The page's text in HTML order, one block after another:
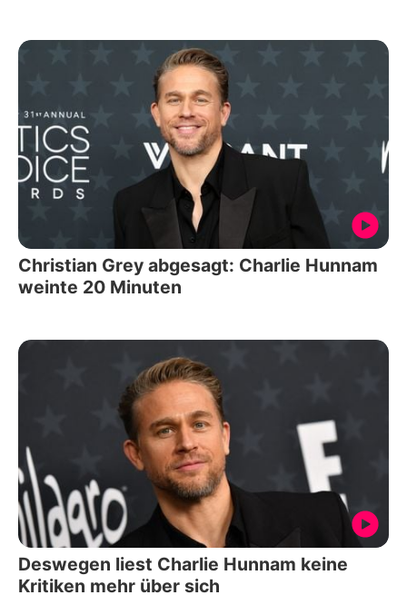
Christian Grey abgesagt: Charlie Hunnam
weinte 20 Minuten
Deswegen liest Charlie Hunnam keine
Kritiken mehr über sich